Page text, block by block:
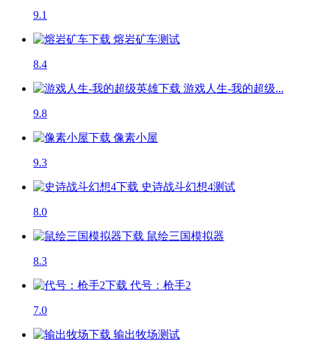
9.1
熔岩矿车测试
8.4
游戏人生-我的超级...
9.8
像素小屋
9.3
史诗战斗幻想4测试
8.0
鼠绘三国模拟器
8.3
代号：枪手2
7.0
输出牧场测试